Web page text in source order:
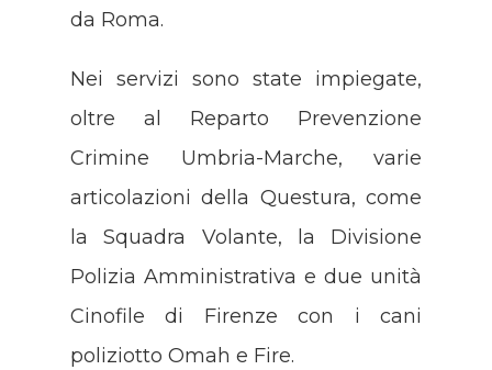
da Roma.
Nei servizi sono state impiegate,
oltre al Reparto Prevenzione
Crimine Umbria-Marche, varie
articolazioni della Questura, come
la Squadra Volante, la Divisione
Polizia Amministrativa e due unità
Cinofile di Firenze con i cani
poliziotto Omah e Fire.